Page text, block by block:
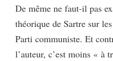
De même ne faut-il pas
théorique de Sartre sur
Parti communiste. Et
l’auteur, c’est moins « à